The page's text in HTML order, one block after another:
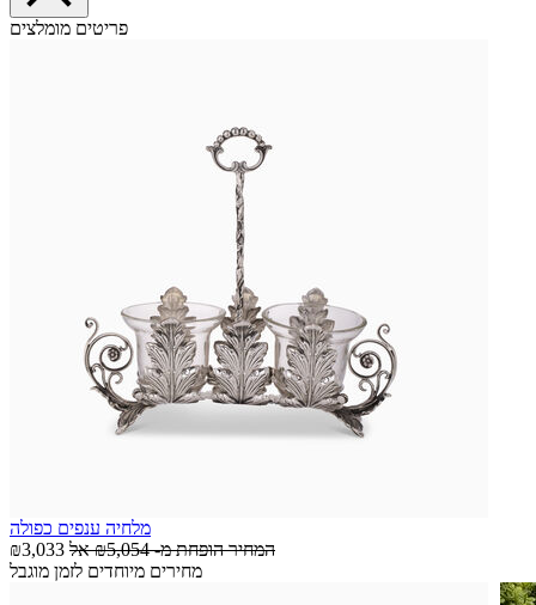
פריטים מומלצים
מלחיה ענפים כפולה
₪3,033
המחיר הופחת מ-₪5,054 אל
מחירים מיוחדים לזמן מוגבל